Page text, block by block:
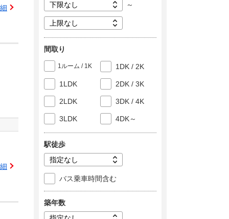
～
間取り
1ルーム / 1K 1DK / 2K
1LDK 2DK / 3K
2LDK 3DK / 4K
3LDK 4DK～
駅徒歩
バス乗車時間含む
築年数